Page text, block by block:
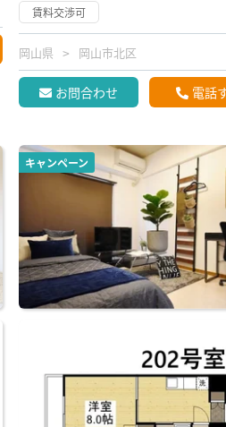
賃料交渉可
岡山県 岡山市北区
お問合わせ 電話
キャンペーン